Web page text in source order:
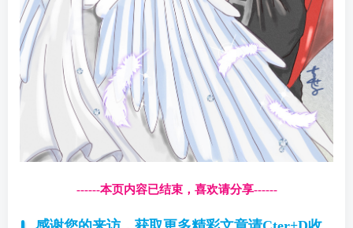
------本页内容已结束，喜欢请分享------